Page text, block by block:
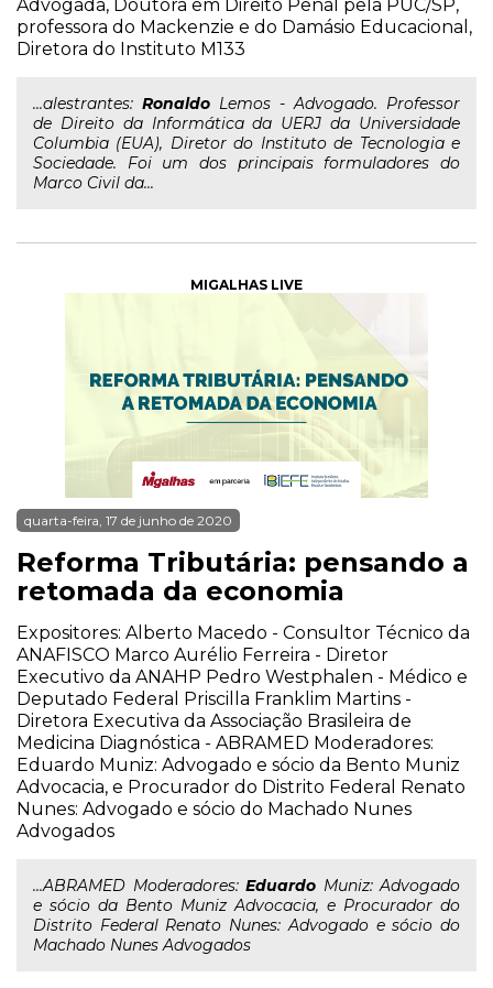
Advogada, Doutora em Direito Penal pela PUC/SP,
professora do Mackenzie e do Damásio Educacional,
Diretora do Instituto M133
...alestrantes: Ronaldo Lemos - Advogado. Professor
de Direito da Informática da UERJ da Universidade
Columbia (EUA), Diretor do Instituto de Tecnologia e
Sociedade. Foi um dos principais formuladores do
Marco Civil da...
MIGALHAS LIVE
quarta-feira, 17 de junho de 2020
Reforma Tributária: pensando a
retomada da economia
Expositores: Alberto Macedo - Consultor Técnico da
ANAFISCO Marco Aurélio Ferreira - Diretor
Executivo da ANAHP Pedro Westphalen - Médico e
Deputado Federal Priscilla Franklim Martins -
Diretora Executiva da Associação Brasileira de
Medicina Diagnóstica - ABRAMED Moderadores:
Eduardo Muniz: Advogado e sócio da Bento Muniz
Advocacia, e Procurador do Distrito Federal Renato
Nunes: Advogado e sócio do Machado Nunes
Advogados
...ABRAMED Moderadores: Eduardo Muniz: Advogado
e sócio da Bento Muniz Advocacia, e Procurador do
Distrito Federal Renato Nunes: Advogado e sócio do
Machado Nunes Advogados